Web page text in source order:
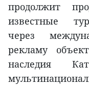
продолжит
известные
через
рекламу
наследия